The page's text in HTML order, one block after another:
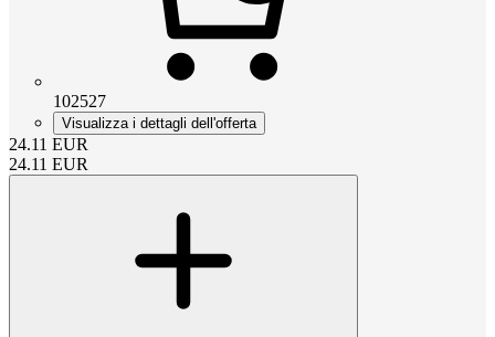
102527
Visualizza i dettagli dell'offerta
24.11 EUR
24.11 EUR